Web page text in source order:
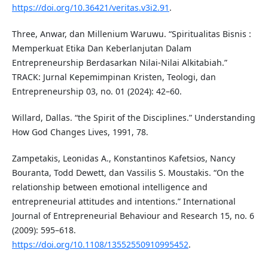
https://doi.org/10.36421/veritas.v3i2.91 .
Three, Anwar, dan Millenium Waruwu. “Spiritualitas Bisnis :
Memperkuat Etika Dan Keberlanjutan Dalam
Entrepreneurship Berdasarkan Nilai-Nilai Alkitabiah.”
TRACK: Jurnal Kepemimpinan Kristen, Teologi, dan
Entrepreneurship 03, no. 01 (2024): 42–60.
Willard, Dallas. “the Spirit of the Disciplines.” Understanding
How God Changes Lives, 1991, 78.
Zampetakis, Leonidas A., Konstantinos Kafetsios, Nancy
Bouranta, Todd Dewett, dan Vassilis S. Moustakis. “On the
relationship between emotional intelligence and
entrepreneurial attitudes and intentions.” International
Journal of Entrepreneurial Behaviour and Research 15, no. 6
(2009): 595–618.
https://doi.org/10.1108/13552550910995452.